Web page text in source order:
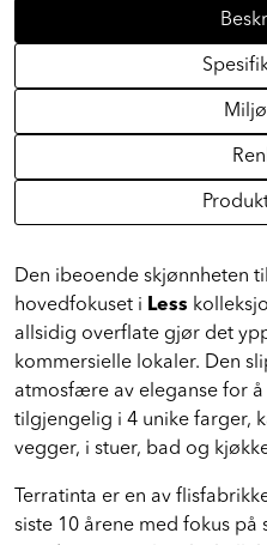
Den ibeoende skjønnheten
hovedfokuset i Less
allsidig overflate gjør det
kommersielle lokaler. Den
atmosfære av eleganse for å
tilgjengelig i 4 unike farger,
vegger, i stuer, bad og
Terratinta er en av
siste 10 årene med fokus på